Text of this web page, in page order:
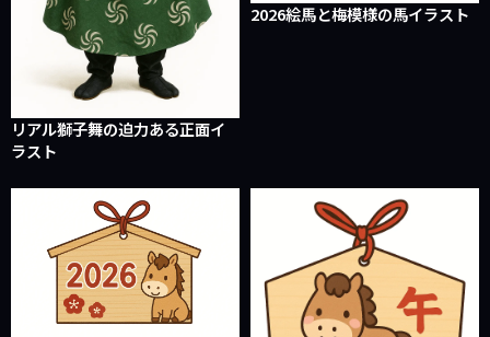
リアル獅子舞の迫力ある正面イ
ラスト
2026絵馬と梅模様の馬イラスト